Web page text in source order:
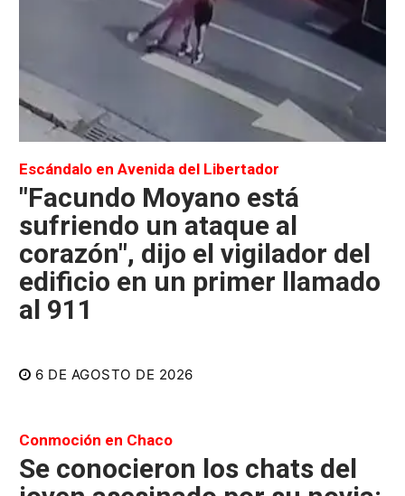
Escándalo en Avenida del Libertador
"Facundo Moyano está
sufriendo un ataque al
corazón", dijo el vigilador del
edificio en un primer llamado
al 911
6 DE AGOSTO DE 2026
Conmoción en Chaco
Se conocieron los chats del